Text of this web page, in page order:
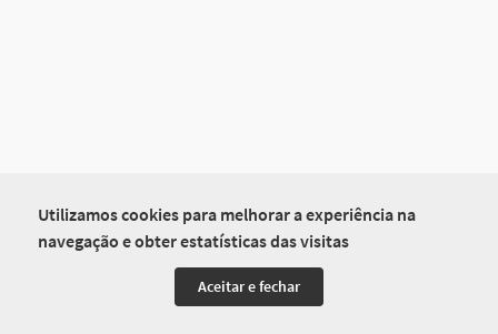
Utilizamos cookies para melhorar a experiência na
navegação e obter estatísticas das visitas
Aceitar e fechar